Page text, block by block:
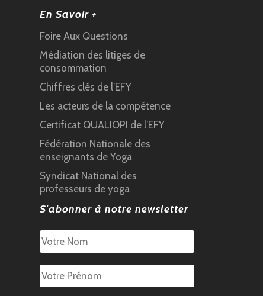
En Savoir +
Foire Aux Questions
Médiation des litiges de
consommation
Chiffres clés de l’EFY
Les acteurs de la compétence
Certificat QUALIOPI de l’EFY
Fédération Nationale des
enseignants de Yoga
Syndicat National des
professeurs de yoga
S'abonner à notre newsletter